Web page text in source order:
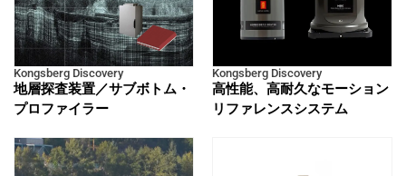
Kongsberg Discovery
地層探査装置／サブボトム・
プロファイラー
Kongsberg Discovery
高性能、高耐久なモーション
リファレンスシステム